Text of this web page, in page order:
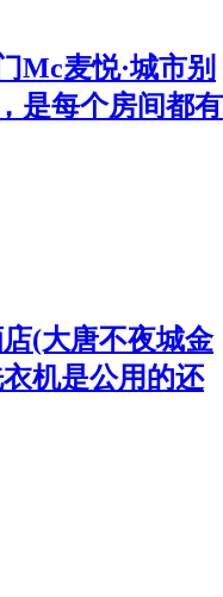
Mc麦悦·城市别
是每个房间都有
(大唐不夜城金
机是公用的还